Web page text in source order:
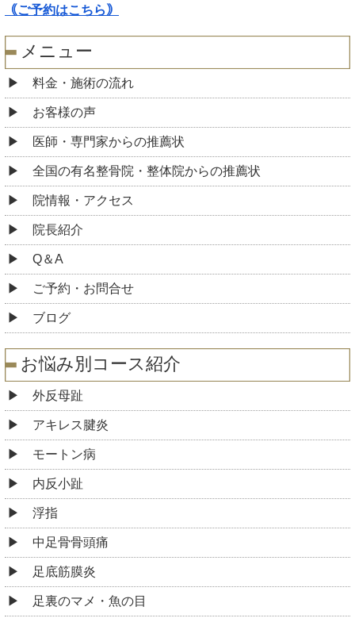
｟ご予約はこちら｠
メニュー
料金・施術の流れ
お客様の声
医師・専門家からの推薦状
全国の有名整骨院・整体院からの推薦状
院情報・アクセス
院長紹介
Q＆A
ご予約・お問合せ
ブログ
お悩み別コース紹介
外反母趾
アキレス腱炎
モートン病
内反小趾
浮指
中足骨骨頭痛
足底筋膜炎
足裏のマメ・魚の目